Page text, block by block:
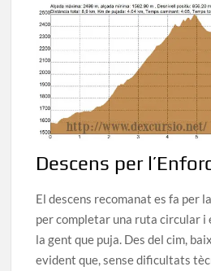
Descens per
El descens recomanat es fa per
per completar una ruta circular i
la gent que puja. Des del cim,
evident que, sense dificultats